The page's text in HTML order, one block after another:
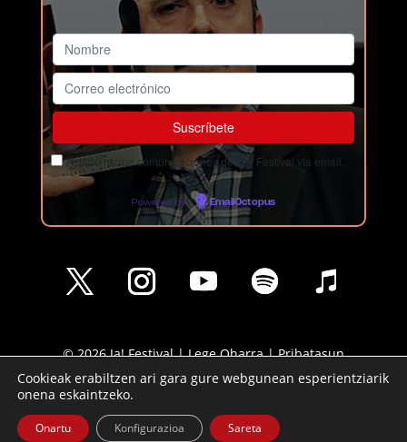
Acepto recibir comunicaciones del Ja! Festival vía email.
Powered by EmailOctopus
© 2026 Ja! Festival |Lege Oharra|Pribatasun
Politika| Cookie Politika
Cookieak erabiltzen ari gara gure webgunean esperientziarik
onena eskaintzeko.
Onartu Sareta
Konfigurazioa